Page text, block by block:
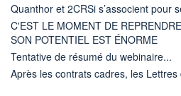
Quanthor et 2CRSi s’associent pour
C'EST LE MOMENT DE
SON POTENTIEL EST ÉNORME
Tentative de résumé du webinaire...
Après les contrats cadres, les